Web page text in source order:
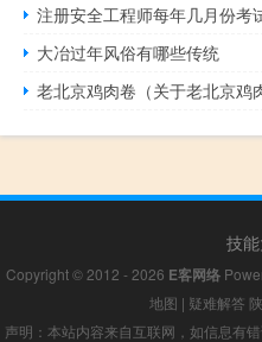
注册安全工程师每年几月份考
大冶过年风俗有哪些传统
老北京鸡肉卷（关于老北京鸡
技
Copyright © 2012 - 2026 E客网络
地图 | 疑难解答
声明：本站内容来自互联网，如信息有